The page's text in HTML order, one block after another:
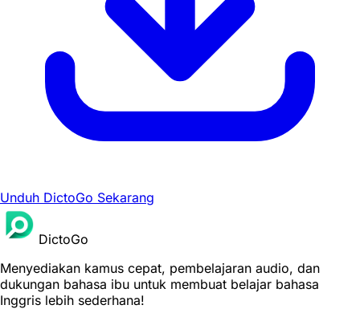
Unduh DictoGo Sekarang
DictoGo
Menyediakan kamus cepat, pembelajaran audio, dan
dukungan bahasa ibu untuk membuat belajar bahasa
Inggris lebih sederhana!